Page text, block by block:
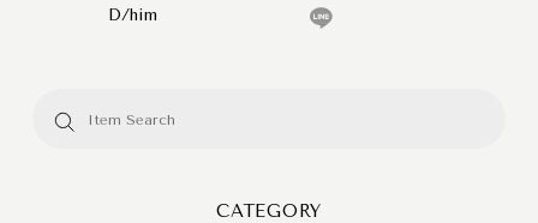
D/him
CATEGORY